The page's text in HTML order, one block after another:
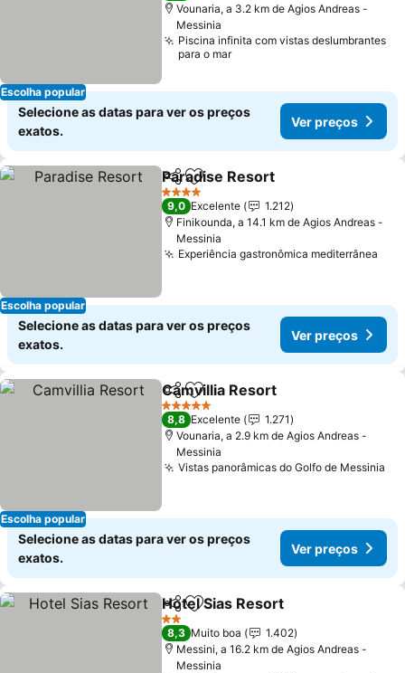
Escolha popular
Vounaria, a 3.2 km de Agios Andreas -
Messinia
Piscina infinita com vistas deslumbrantes
para o mar
Selecione as datas para ver os preços
exatos.
Ver preços
Escolha popular
PartilharAdicionar aos favoritos
Paradise Resort
4 Estrelas
9,0 Excelente
1.212
Finikounda, a 14.1 km de Agios Andreas -
Messinia
Experiência gastronômica mediterrânea
Selecione as datas para ver os preços
exatos.
Ver preços
Escolha popular
PartilharAdicionar aos favoritos
Camvillia Resort
5 Estrelas
8,8 Excelente
1.271
Vounaria, a 2.9 km de Agios Andreas -
Messinia
Vistas panorâmicas do Golfo de Messinia
Selecione as datas para ver os preços
exatos.
Ver preços
PartilharAdicionar aos favoritos
Hotel Sias Resort
2 Estrelas
8,3 Muito boa
1.402
Messini, a 16.2 km de Agios Andreas -
Messinia